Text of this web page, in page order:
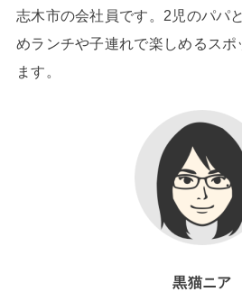
志木市の会社員です。2児のパパ
めランチや子連れで楽しめるスポ
ます。
黒猫ニア